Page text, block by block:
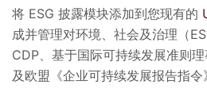
将 ESG 披露模块添加到您现有的
成并管理对环境、社会及治理（
CDP、基于国际可持续发展准则
及欧盟《企业可持续发展报告指令